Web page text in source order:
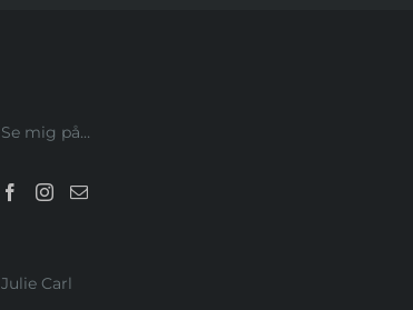
Se mig på…
Julie Carl